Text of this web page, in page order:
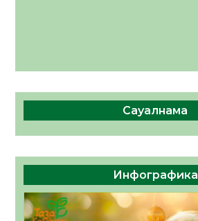
Сауалнама
Инфографика